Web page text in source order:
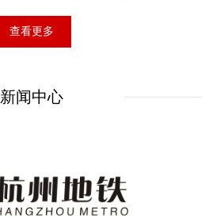
查看更多
新闻中心